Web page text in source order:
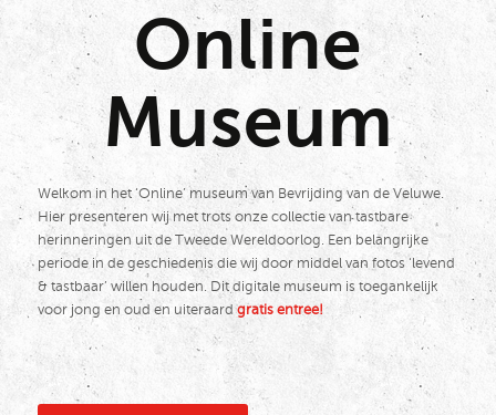
Online
Museum
Welkom in het ‘Online’ museum van Bevrijding van de Veluwe.
Hier presenteren wij met trots onze collectie van tastbare
herinneringen uit de Tweede Wereldoorlog. Een belangrijke
periode in de geschiedenis die wij door middel van fotos ‘levend
& tastbaar’ willen houden. Dit digitale museum is toegankelijk
voor jong en oud en uiteraardgratis entree!